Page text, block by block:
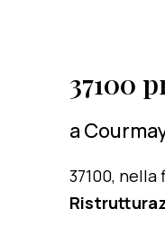
37100
a
37100,